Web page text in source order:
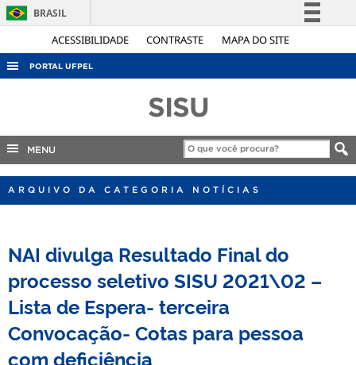
ACESSIBILIDADE CONTRASTE MAPA DO SITE
BRASIL
Simplifique!
Acesso à informação
Legislação
Canais
PORTAL UFPEL
COBALTO
OUVIDORIA
PORTARIAS
TELEFONES
SISU
MENU
ARQUIVO DA CATEGORIA NOTÍCIAS
NAI divulga Resultado Final do
processo seletivo SISU 2021\02 –
Lista de Espera- terceira
Convocação- Cotas para pessoa
com deficiência